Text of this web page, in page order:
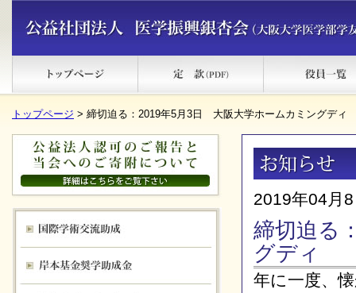
トップページ > 締切迫る：2019年5月3日 大阪大学ホームカミングディ
2019年04月
締切迫る
グディ
年に一度、